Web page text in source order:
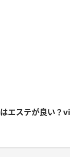
エステが良い？